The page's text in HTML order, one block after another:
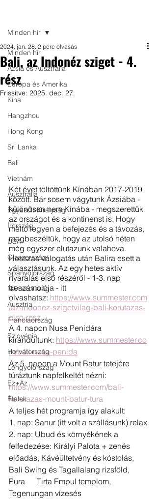
Minden hír
Ázsia és Ausztrália
Európa és Amerika
Kína
Hangzhou
Hong Kong
Sri Lanka
Bali
Vietnám
Ausztrália
Egyesült-Királyság
Írország
USA
Olaszország
Spanyolország
Németország
Ausztria
Franciaország
Szlovénia
Horvátország
Lengyelország
Ez+Az
Ételek
Minden hír
Bali, az Indonéz sziget - 4.
rész
2024. jan. 28. 2 perc olvasás
Frissítve: 2025. dec. 27.
Két évet töltöttünk Kínában 2017-2019
között. Bár sosem vágytunk Ázsiába -
különösen nem Kínába - megszerettük
az országot és a kontinenst is. Hogy
méltó legyen a befejezés és a távozás,
megbeszéltük, hogy az utolsó héten
még egyszer elutazunk valahova.
Hosszas válogatás után Balira esett a
választásunk. Az egy hetes aktív
nyaralás első részéről - 1-3. nap
beszámolója - itt
olvashatsz: https://www.summester.com
/az-indonez-szigetvilag-bali-korutazas-
elso-resz
A 4. napon Nusa Penidára
kirándultunk: https://www.summester.co
m/bali-nusa-penida
Az 5. napon a Mount Batur tetejére
túráztunk napfelkeltét nézni:
https://www.summester.com/bali-
korutazas-mount-batur-tura
A teljes hét programja így alakult:
1. nap: Sanur (itt volt a szállásunk) relax
2. nap: Ubud és környékének a
felfedezése: Királyi Palota + zenés
előadás, Kávéültetvény és kóstolás,
Bali Swing és Tagallalang rizsföld,
Pura      Tirta Empul templom,
Tegenungan vízesés